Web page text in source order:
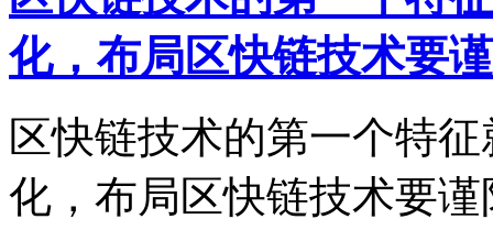
化，布局区快链技术要
区快链技术的第一个特
化，布局区快链技术要